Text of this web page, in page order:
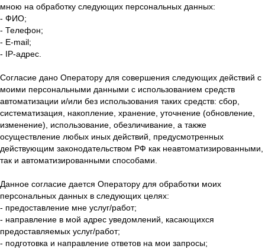
мною на обработку следующих персональных данных:
- ФИО;
- Телефон;
- E-mail;
- IP-адрес.
Согласие дано Оператору для совершения следующих действий с
моими персональными данными с использованием средств
автоматизации и/или без использования таких средств: сбор,
систематизация, накопление, хранение, уточнение (обновление,
изменение), использование, обезличивание, а также
осуществление любых иных действий, предусмотренных
действующим законодательством РФ как неавтоматизированными,
так и автоматизированными способами.
Данное согласие дается Оператору для обработки моих
персональных данных в следующих целях:
- предоставление мне услуг/работ;
- направление в мой адрес уведомлений, касающихся
предоставляемых услуг/работ;
- подготовка и направление ответов на мои запросы;